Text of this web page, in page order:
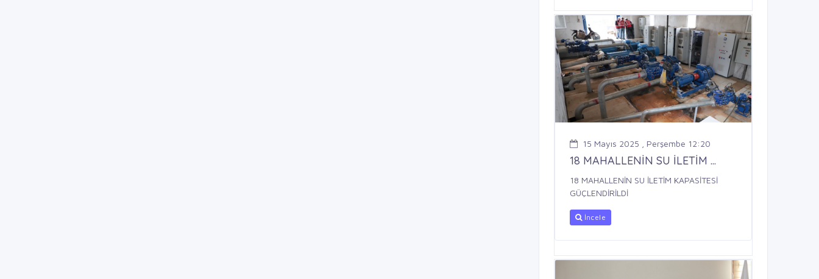
15 Mayıs 2025 , Perşembe 12:20
18 MAHALLENİN SU İLETİM ...
18 MAHALLENİN SU İLETİM KAPASİTESİ
GÜÇLENDİRİLDİ
İncele